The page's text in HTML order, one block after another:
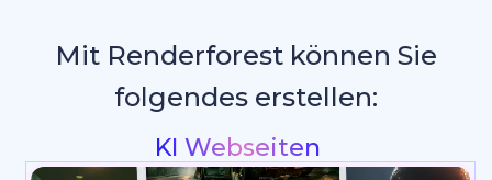
Mit Renderforest können Sie
folgendes erstellen:
Intros & Logo Animationen